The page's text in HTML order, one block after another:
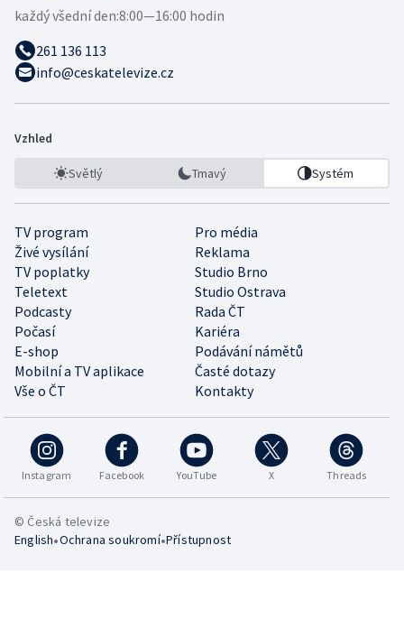
každý všední den:8:00—16:00 hodin
261 136 113
info@ceskatelevize.cz
Vzhled
Světlý Tmavý Systém
TV program
Pro média
Živé vysílání
Reklama
TV poplatky
Studio Brno
Teletext
Studio Ostrava
Podcasty
Rada ČT
Počasí
Kariéra
E-shop
Podávání námětů
Mobilní a TV aplikace
Časté dotazy
Vše o ČT
Kontakty
Instagram Facebook YouTube X Threads
© Česká televize
English•Ochrana soukromí•Přístupnost